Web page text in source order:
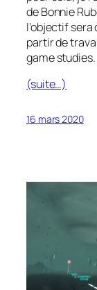
de Bonnie
l’objectif
partir de
game studies.
(suite…)
16 mars 2020